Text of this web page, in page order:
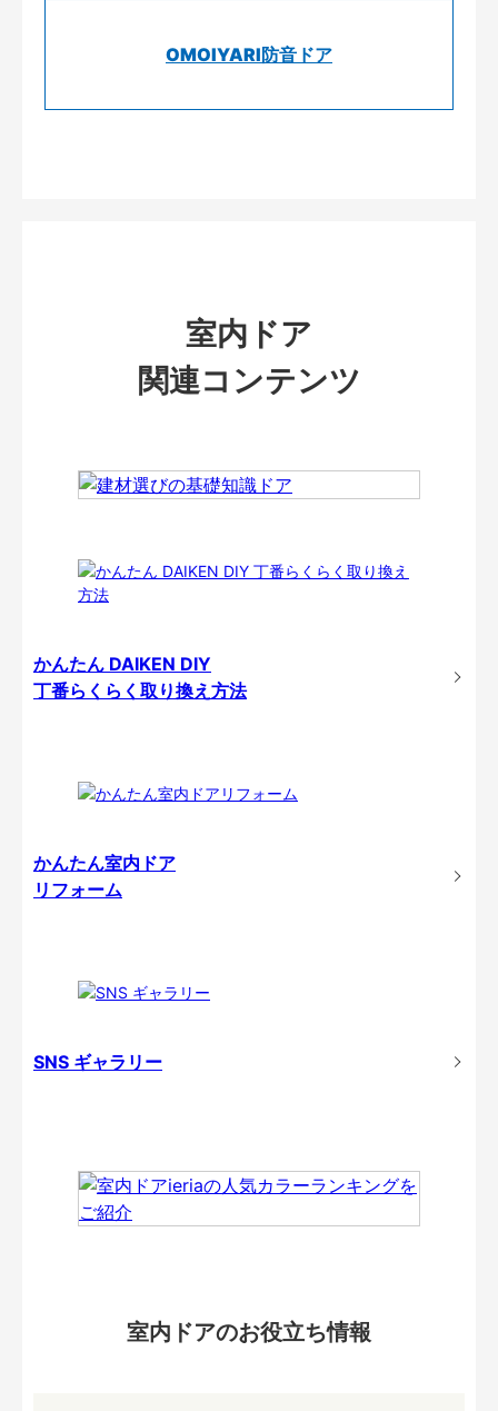
OMOIYARI防音ドア
室内ドア
関連コンテンツ
かんたん DAIKEN DIY
丁番らくらく取り換え方法
かんたん室内ドア
リフォーム
SNS ギャラリー
室内ドアのお役立ち情報